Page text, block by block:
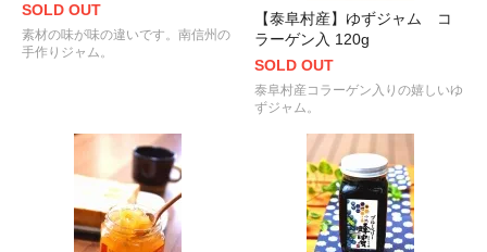
SOLD OUT
素材の味が味の違いです。南信州の
手作りジャム。
【泰阜村産】ゆずジャム コ
ラーゲン入 120g
SOLD OUT
泰阜村産コラーゲン入りの嬉しいゆ
ずジャム。